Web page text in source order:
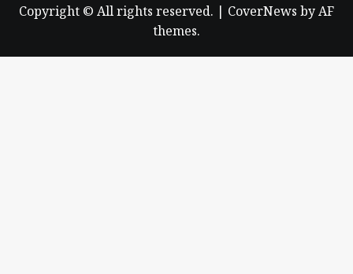
Copyright © All rights reserved. | CoverNews by AF
themes.